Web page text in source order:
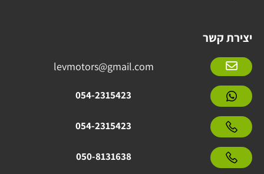
יצירת קשר
levmotors@gmail.com
054-2315423
054-2315423
050-8131638